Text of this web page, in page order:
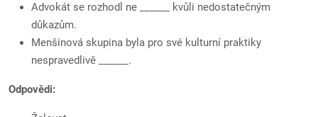
Advokát se rozhodl ne ______ kvůli nedostatečným
důkazům.
Menšinová skupina byla pro své kulturní praktiky
nespravedlivě ______.
Odpovědi: